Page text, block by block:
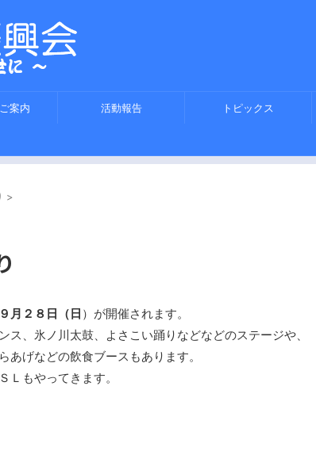
案内 活動報告 トピックス
>
９月２８日（日 ）が開催されます。
ス、氷ノ川太鼓、よさこい踊りなどなどのステージや、
あげなどの飲食ブースもあります。
Ｌもやってきます。